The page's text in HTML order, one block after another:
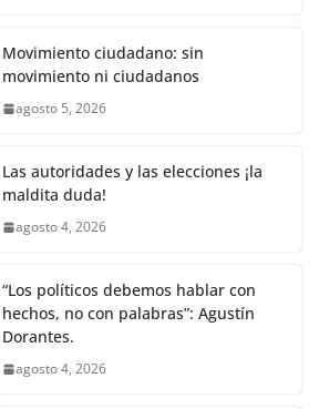
s
A
p
y
Li
k
gr
a
e
Movimiento ciudadano: sin
movimiento ni ciudadanos
agosto 5, 2026
Las autoridades y las elecciones ¡la
maldita duda!
agosto 4, 2026
“Los políticos debemos hablar con
hechos, no con palabras”: Agustín
Dorantes.
agosto 4, 2026